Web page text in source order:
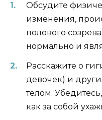
Обсудите
изменения,
полового
нормально и
Расскажите о
девочек) и
телом.
как за собой